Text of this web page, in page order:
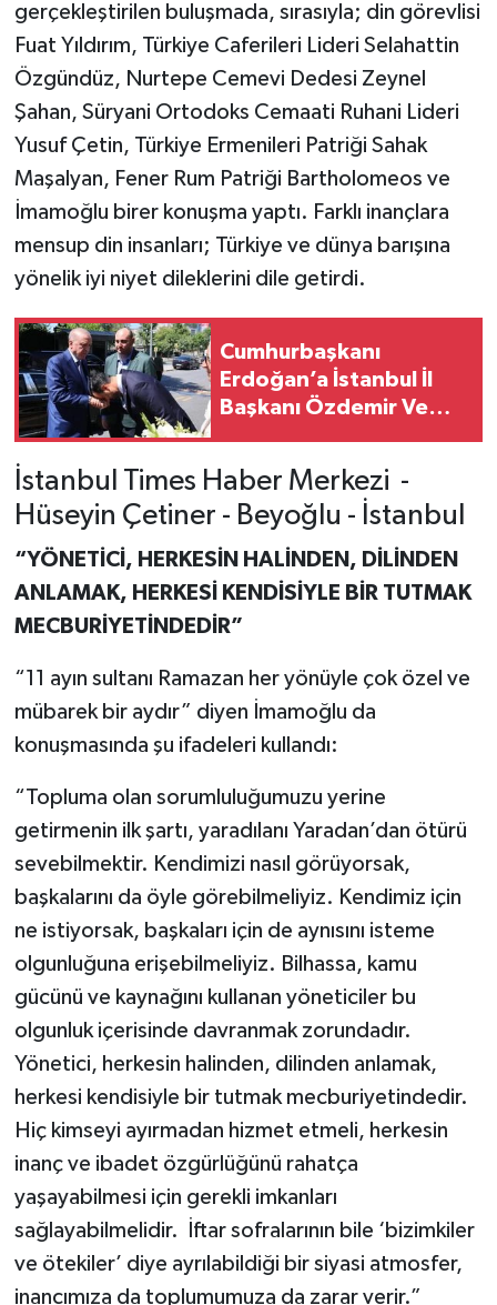
gerçekleştirilen buluşmada, sırasıyla; din görevlisi
Fuat Yıldırım, Türkiye Caferileri Lideri Selahattin
Özgündüz, Nurtepe Cemevi Dedesi Zeynel
Şahan, Süryani Ortodoks Cemaati Ruhani Lideri
Yusuf Çetin, Türkiye Ermenileri Patriği Sahak
Maşalyan, Fener Rum Patriği Bartholomeos ve
İmamoğlu birer konuşma yaptı. Farklı inançlara
mensup din insanları; Türkiye ve dünya barışına
yönelik iyi niyet dileklerini dile getirdi.
Cumhurbaşkanı
Erdoğan’a İstanbul İl
Başkanı Özdemir Ve
İstanbul Times Haber Merkezi -
Hüseyin Çetiner - Beyoğlu - İstanbul
“YÖNETİCİ, HERKESİN HALİNDEN, DİLİNDEN
ANLAMAK, HERKESİ KENDİSİYLE BİR TUTMAK
MECBURİYETİNDEDİR”
“11 ayın sultanı Ramazan her yönüyle çok özel ve
mübarek bir aydır” diyen İmamoğlu da
konuşmasında şu ifadeleri kullandı:
“Topluma olan sorumluluğumuzu yerine
getirmenin ilk şartı, yaradılanı Yaradan’dan ötürü
sevebilmektir. Kendimizi nasıl görüyorsak,
başkalarını da öyle görebilmeliyiz. Kendimiz için
ne istiyorsak, başkaları için de aynısını isteme
olgunluğuna erişebilmeliyiz. Bilhassa, kamu
gücünü ve kaynağını kullanan yöneticiler bu
olgunluk içerisinde davranmak zorundadır.
Yönetici, herkesin halinden, dilinden anlamak,
herkesi kendisiyle bir tutmak mecburiyetindedir.
Hiç kimseyi ayırmadan hizmet etmeli, herkesin
inanç ve ibadet özgürlüğünü rahatça
yaşayabilmesi için gerekli imkanları
sağlayabilmelidir. İftar sofralarının bile ‘bizimkiler
ve ötekiler’ diye ayrılabildiği bir siyasi atmosfer,
inancımıza da toplumumuza da zarar verir.”